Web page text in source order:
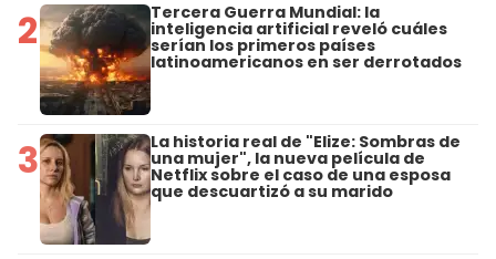
2 Tercera Guerra Mundial: la
inteligencia artificial reveló cuáles
serían los primeros países
latinoamericanos en ser derrotados
3 La historia real de "Elize: Sombras de
una mujer", la nueva película de
Netflix sobre el caso de una esposa
que descuartizó a su marido